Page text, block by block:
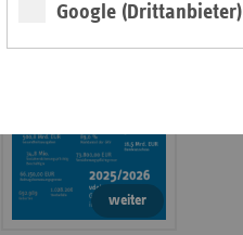
Google (Drittanbieter)
Informationen
Broschüre
weiter